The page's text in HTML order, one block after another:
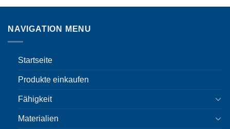
NAVIGATION MENU
Startseite
Produkte einkaufen
Fähigkeit
Materialien